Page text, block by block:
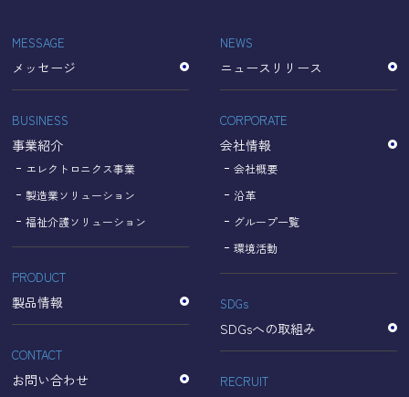
収集されたデータはGoogleのプライバシーポリシーにおい
て管理されます。
なお、当サイトのご利用をもって、上述の方法・目的にお
いてGoogle及び当サイトが行うデータ処理に関し、お客様
【Googleのプライバシーポリシー】
https://policies.google.com/privacy?hl=ja
https://policies.google.com/technologies/partner-sites?
hl=ja
個人情報に関するお問い合わせ窓口
名古屋理研電具株式会社
TEL：052-833-1248
MESSAGE
メッセージ
BUSINESS
事業紹介
エレクトロニクス事業
製造業ソリューション
福祉介護ソリューション
PRODUCT
製品情報
CONTACT
お問い合わせ
NEWS
ニュースリリース
CORPORATE
会社情報
会社概要
沿革
グループ一覧
環境活動
SDGs
SDGsへの取組み
RECRUIT